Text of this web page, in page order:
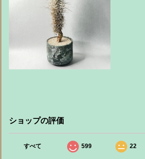
ショップの評価
すべて 599 22